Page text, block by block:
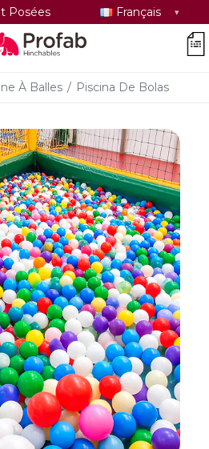
Posées
Sélectionner
la
Français
À Balles / Piscina De Bolas